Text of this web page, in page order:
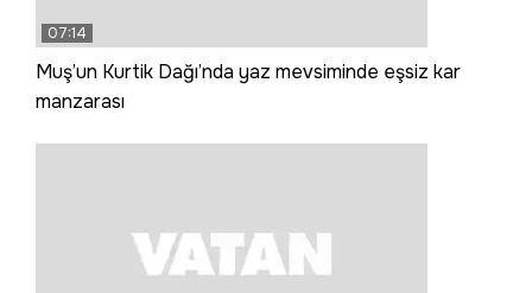
07:14
Muş’un Kurtik Dağı’nda yaz mevsiminde eşsiz kar
manzarası